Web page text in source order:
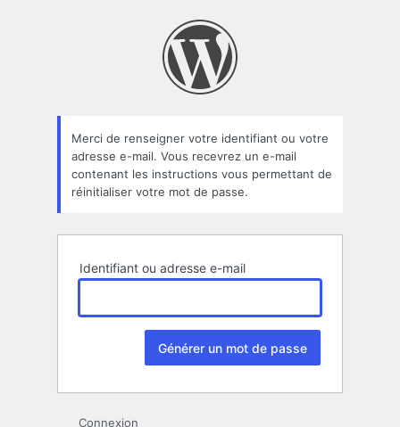
oublié
Merci de renseigner votre identifiant ou votre
adresse e-mail. Vous recevrez un e-mail
contenant les instructions vous permettant de
réinitialiser votre mot de passe.
Identifiant ou adresse e-mail
Connexion